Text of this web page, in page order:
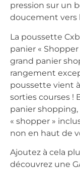
pression sur un
doucement vers
La poussette
panier «
grand panier
rangement
poussette vient
sorties courses !
panier shopping,
« shopper »
non en haut de
Ajoutez à cela
découvrez une